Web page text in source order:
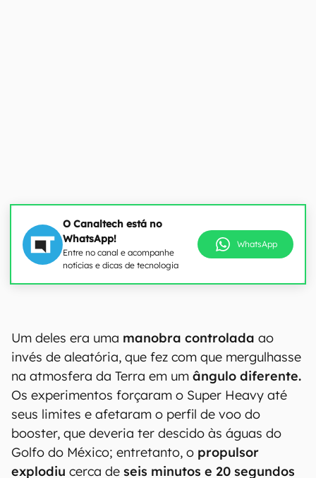
O Canaltech está no
WhatsApp!
Entre no canal e acompanhe
notícias e dicas de tecnologia
WhatsApp
Um deles era uma manobra controlada ao
invés de aleatória, que fez com que mergulhasse
na atmosfera da Terra em um ângulo diferente.
Os experimentos forçaram o Super Heavy até
seus limites e afetaram o perfil de voo do
booster, que deveria ter descido às águas do
Golfo do México; entretanto, o propulsor
explodiu cerca de seis minutos e 20 segundos